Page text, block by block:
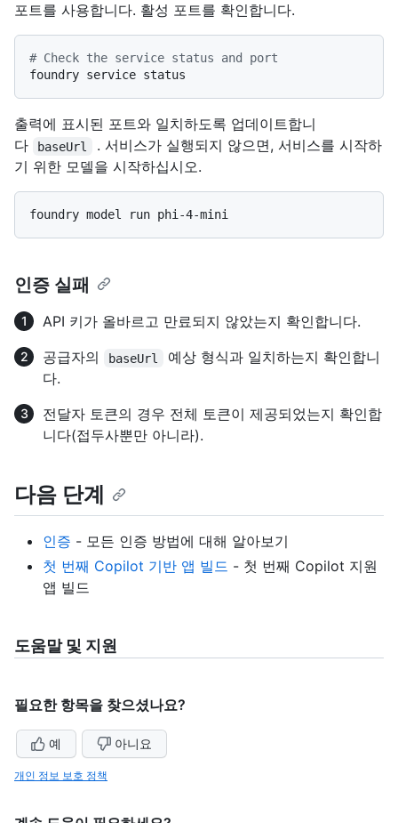
포트를 사용합니다. 활성 포트를 확인합니다.
# Check the service status and port
출력에 표시된 포트와 일치하도록 업데이트합니
다
baseUrl
. 서비스가 실행되지 않으면, 서비스를 시작하
기 위한 모델을 시작하십시오.
인증 실패
API 키가 올바르고 만료되지 않았는지 확인합니다.
공급자의
baseUrl
예상 형식과 일치하는지 확인합니
다.
전달자 토큰의 경우 전체 토큰이 제공되었는지 확인합
니다(접두사뿐만 아니라).
다음 단계
인증 - 모든 인증 방법에 대해 알아보기
첫 번째 Copilot 기반 앱 빌드 - 첫 번째 Copilot 지원
앱 빌드
도움말 및 지원
필요한 항목을 찾으셨나요?
예 아니요
개인 정보 보호 정책